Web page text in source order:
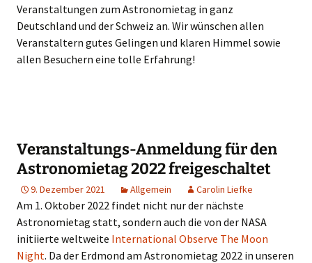
Veranstaltungen zum Astronomietag in ganz
Deutschland und der Schweiz an. Wir wünschen allen
Veranstaltern gutes Gelingen und klaren Himmel sowie
allen Besuchern eine tolle Erfahrung!
Veranstaltungs-Anmeldung für den
Astronomietag 2022 freigeschaltet
9. Dezember 2021 Allgemein Carolin Liefke
Am 1. Oktober 2022 findet nicht nur der nächste
Astronomietag statt, sondern auch die von der NASA
initiierte weltweite International Observe The Moon
Night. Da der Erdmond am Astronomietag 2022 in unseren